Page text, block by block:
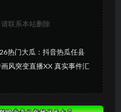
联系本站删除
热门大瓜：抖音热瓜任县
风突变直播XX 真实事件汇